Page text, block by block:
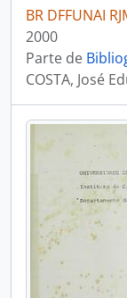
BR DFFUNAI
2000
Parte de
COSTA, José